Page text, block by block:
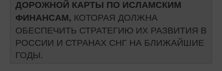
ДОРОЖНОЙ КАРТЫ ПО ИСЛАМСКИМ
ФИНАНСАМ, КОТОРАЯ ДОЛЖНА
ОБЕСПЕЧИТЬ СТРАТЕГИЮ ИХ РАЗВИТИЯ В
РОССИИ И СТРАНАХ СНГ НА БЛИЖАЙШИЕ
ГОДЫ.